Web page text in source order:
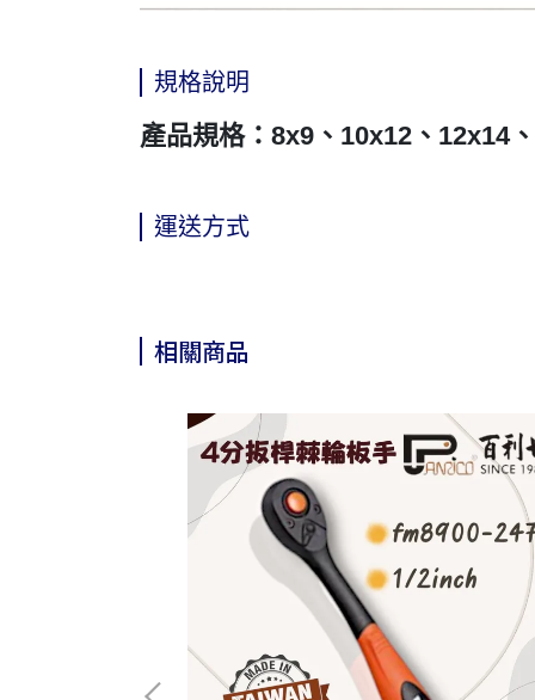
規格說明
產品規格：8x9、10x12、12x14
運送方式
相關商品